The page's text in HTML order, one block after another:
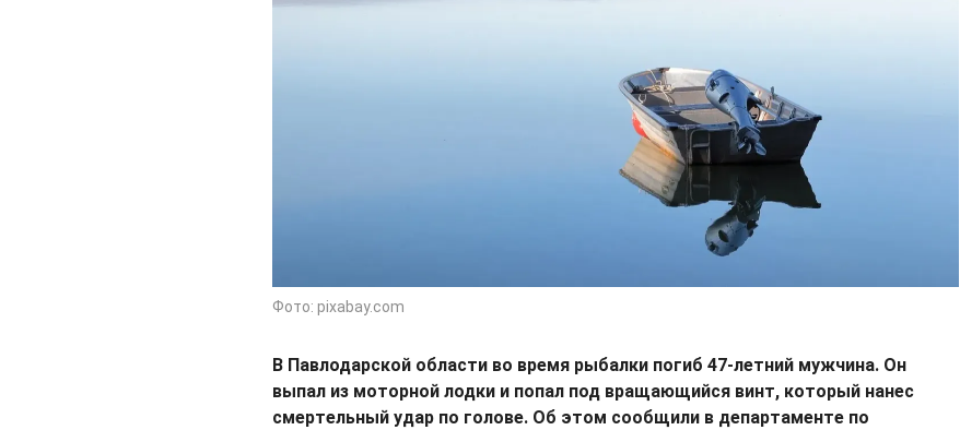
Фото: pixabay.com
В Павлодарской области во время рыбалки погиб 47-летний мужчина. Он
выпал из моторной лодки и попал под вращающийся винт, который нанес
смертельный удар по голове. Об этом сообщили в департаменте по